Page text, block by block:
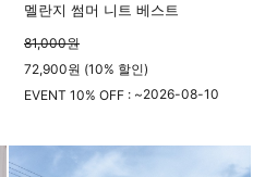
멜란지 썸머 니트 베스트
81,000원
72,900원 (10% 할인)
EVENT 10% OFF : ~2026-08-10